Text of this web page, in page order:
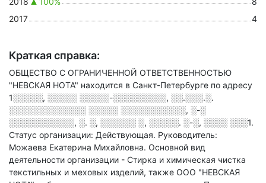
2017
4
Краткая справка:
ОБЩЕСТВО С ОГРАНИЧЕННОЙ ОТВЕТСТВЕННОСТЬЮ
"НЕВСКАЯ НОТА" находится в Санкт-Петербурге по адресу
1░░░░░, ░░░░░ ░░░░░-░░░░░░░░░, ░░.░░░.░.
░░░░░░░░░░░░░ ░░░░░ ░░░░░░░░░░░, ░-░
░░░░░░░░░░░, ░. ░, ░░░░░░ ░, ░░░░░. ░-░, ░░░░ ░░░1.
Статус организации: Действующая. Руководитель:
Можаева Екатерина Михайловна. Основной вид
деятельности организации - Стирка и химическая чистка
текстильных и меховых изделий, также ООО "НЕВСКАЯ